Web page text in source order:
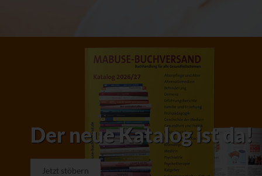
Der neue Katalog ist da!
Jetzt stöbern